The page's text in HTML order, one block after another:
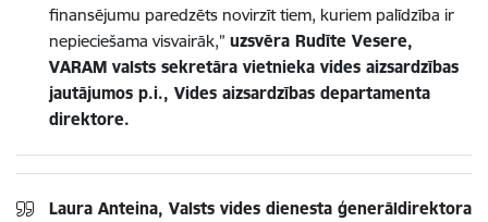
finansējumu paredzēts novirzīt tiem, kuriem palīdzība ir
nepieciešama visvairāk,” uzsvēra Rudīte Vesere,
VARAM valsts sekretāra vietnieka vides aizsardzības
jautājumos p.i., Vides aizsardzības departamenta
direktore.
Laura Anteina, Valsts vides dienesta ģenerāldirektora